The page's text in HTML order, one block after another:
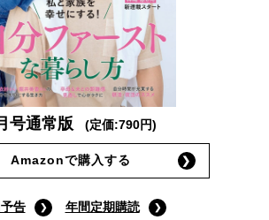
号通常版 (定価:790円)
Amazonで購入する
告
年間定期購読